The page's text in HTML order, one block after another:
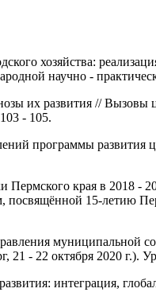
хозяйства:
научно -
их развития // Вызовы
- 105.
программы развития
края в 2018 -
15-летию
муниципальной
21 - 22 октября 2020 г.).
интеграция,